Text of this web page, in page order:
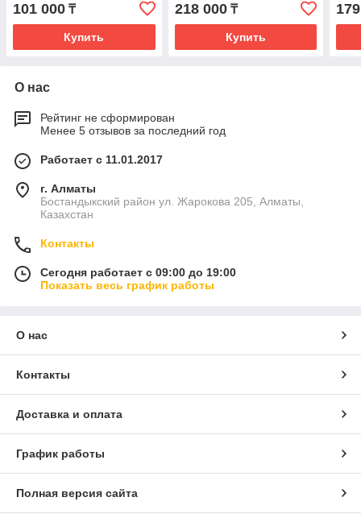
101 000 ₸
Купить
218 000₸
Купить
О нас
Рейтинг не сформирован
Менее 5 отзывов за последний год
Работает с 11.01.2017
г. Алматы
Бостандыкский район ул. Жарокова 205, Алматы,
Казахстан
Контакты
Сегодня работает с 09:00 до 19:00
Показать весь график работы
О нас
Контакты
Доставка и оплата
График работы
Полная версия сайта